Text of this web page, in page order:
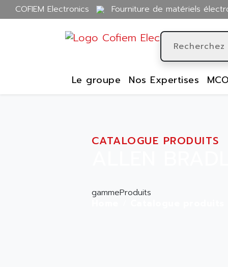
COFIEM Electronics Fourniture de matériels
Le groupe Nos Expertises
CATALOGUE PRODUITS
gammeProduits